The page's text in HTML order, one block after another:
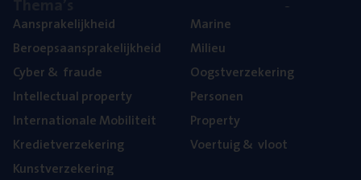
Aan­spra­ke­lijk­heid
Beroeps­aan­spra­ke­lijk­heid
Cyber& fraude
Intel­lec­tu­al property
Inter­na­ti­o­na­le Mobiliteit
Kre­diet­ver­ze­ke­ring
Kunst­ver­ze­ke­ring
Mari­ne
Mili­eu
Oogst­ver­ze­ke­ring
Per­so­nen
Pro­per­ty
Voer­tuig& vloot